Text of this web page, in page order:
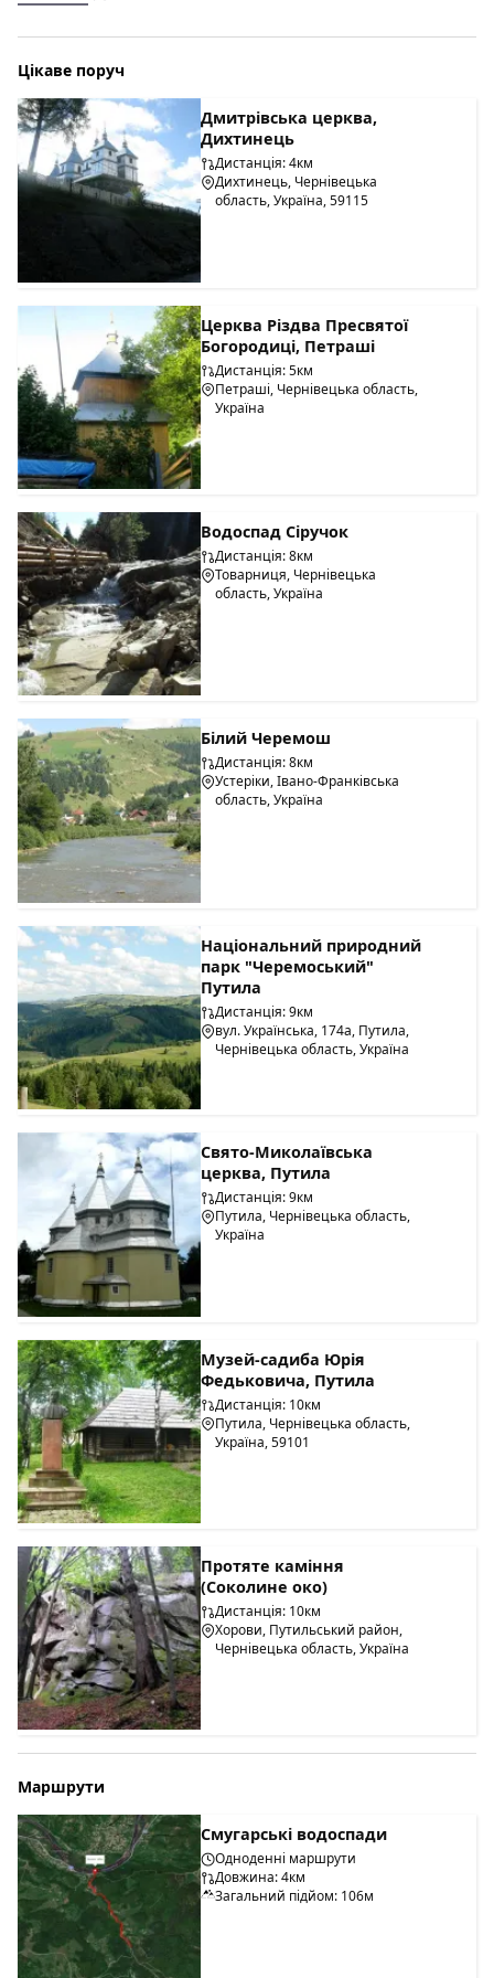
Цікаве поруч
Дмитрівська церква,
Дихтинець
Дистанція: 4км
Дихтинець, Чернівецька
область, Україна, 59115
Церква Різдва Пресвятої
Богородиці, Петраші
Дистанція: 5км
Петраші, Чернівецька область,
Україна
Водоспад Сіручок
Дистанція: 8км
Товарниця, Чернівецька
область, Україна
Білий Черемош
Дистанція: 8км
Устеріки, Івано-Франківська
область, Україна
Національний природний
парк "Черемоський"
Путила
Дистанція: 9км
вул. Українська, 174а, Путила,
Чернівецька область, Україна
Свято-Миколаївська
церква, Путила
Дистанція: 9км
Путила, Чернівецька область,
Україна
Музей-садиба Юрія
Федьковича, Путила
Дистанція: 10км
Путила, Чернівецька область,
Україна, 59101
Протяте каміння
(Соколине око)
Дистанція: 10км
Хорови, Путильський район,
Чернівецька область, Україна
Маршрути
Смугарські водоспади
Одноденні маршрути
Довжина: 4км
Загальний підйом: 106м